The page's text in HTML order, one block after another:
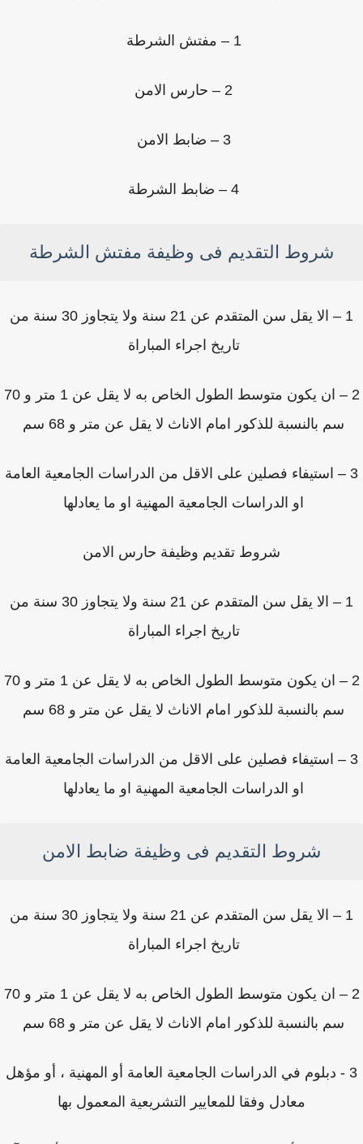
شروط التقديم فى وظيفة مفتش الشرطة
1 – الا يقل سن المتقدم عن 21 سنة ولا يتجاوز 30 سنة من
تاريخ اجراء المباراة
2 – ان يكون متوسط الطول الخاص به لا يقل عن 1 متر و 70
سم بالنسبة للذكور امام الاناث لا يقل عن متر و 68 سم
– استيفاء فصلين على الاقل من الدراسات الجامعية العامة
او الدراسات الجامعية المهنية او ما يعادلها
شروط تقديم وظيفة حارس الامن
1 – الا يقل سن المتقدم عن 21 سنة ولا يتجاوز 30 سنة من
تاريخ اجراء المباراة
2 – ان يكون متوسط الطول الخاص به لا يقل عن 1 متر و 70
سم بالنسبة للذكور امام الاناث لا يقل عن متر و 68 سم
– استيفاء فصلين على الاقل من الدراسات الجامعية العامة
او الدراسات الجامعية المهنية او ما يعادلها
شروط التقديم فى وظيفة ضابط الامن
1 – الا يقل سن المتقدم عن 21 سنة ولا يتجاوز 30 سنة من
تاريخ اجراء المباراة
2 – ان يكون متوسط الطول الخاص به لا يقل عن 1 متر و 70
سم بالنسبة للذكور امام الاناث لا يقل عن متر و 68 سم
3 - دبلوم في الدراسات الجامعية العامة أو المهنية ، أو مؤهل
معادل وفقا للمعايير التشريعية المعمول بها